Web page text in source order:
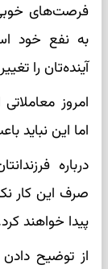
فرصت‌های خوبی
به نفع خود
آینده‌تان را
امروز
اما این نباید
درباره
صرف این کار
پیدا خواهند
از توضیح